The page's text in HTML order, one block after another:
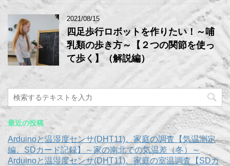
2021/08/15
四足歩行ロボットを作りたい！～哺
乳類の歩き方～【２つの関節を使っ
て歩く】（解説編）
最近の投稿
Arduinoと温湿度センサ(DHT11)。家庭の調査【気温測定
編、SDカード記録】～家の南北での気温差（冬）～
Arduinoと温湿度センサ(DHT11)。家庭の室温調査【SDカ